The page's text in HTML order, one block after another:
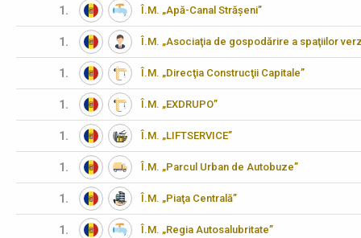
1. Î.M. „Apă-Canal Strășeni”
1. Î.M. „Asociaţia de gospodărire a spaţiilor
1. Î.M. „Direcţia Construcţii Capitale”
1. Î.M. „EXDRUPO”
1. Î.M. „LIFTSERVICE”
1. Î.M. „Parcul Urban de Autobuze”
1. Î.M. „Piaţa Centrală”
1. Î.M. „Regia Autosalubritate”